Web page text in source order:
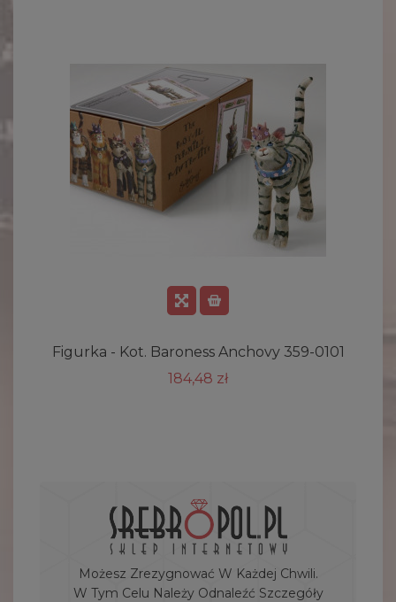
Figurka - Kot. Baroness Anchovy 359-0101
184,48 zł
Możesz Zrezygnować W Każdej Chwili.
W Tym Celu Należy Odnaleźć Szczegóły